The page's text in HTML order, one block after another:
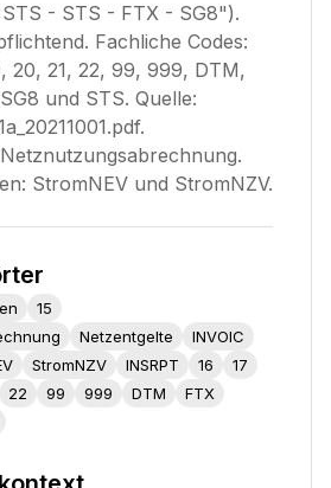
- STS - FTX - SG8").
Fachliche Codes:
20, 21, 22, 99, 999, DTM,
und STS. Quelle:
StromNEV und StromNZV.
15
Netzentgelte
INVOIC
StromNZV INSRPT 16
17
22 99 999 DTM
FTX